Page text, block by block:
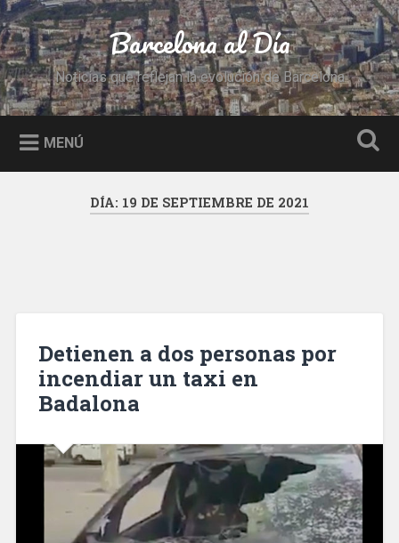
Saltar
al
contenido
Buscar Barcelona al Día
Noticias que reflejan la evolución de Barcelona
MENÚ
DÍA: 19 DE SEPTIEMBRE DE 2021
Detienen a dos personas por
incendiar un taxi en
Badalona